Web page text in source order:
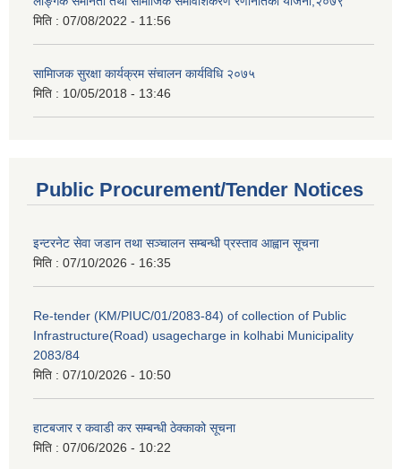
मिति : 07/08/2022 - 11:56
सामािजक सुरक्षा कार्यक्रम संचालन कार्यविधि २०७५
मिति : 10/05/2018 - 13:46
Public Procurement/Tender Notices
इन्टरनेट सेवा जडान तथा सञ्चालन सम्बन्धी प्रस्ताव आह्वान सूचना
मिति : 07/10/2026 - 16:35
Re-tender (KM/PIUC/01/2083-84) of collection of Public
Infrastructure(Road) usagecharge in kolhabi Municipality
2083/84
मिति : 07/10/2026 - 10:50
हाटबजार र कवाडी कर सम्बन्धी ठेक्काको सूचना
मिति : 07/06/2026 - 10:22